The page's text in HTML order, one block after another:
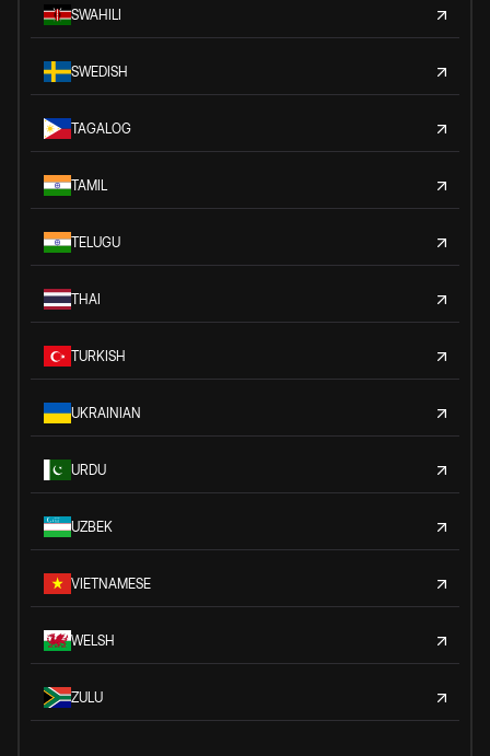
SWAHILI
SWEDISH
TAGALOG
TAMIL
TELUGU
THAI
TURKISH
UKRAINIAN
URDU
UZBEK
VIETNAMESE
WELSH
ZULU